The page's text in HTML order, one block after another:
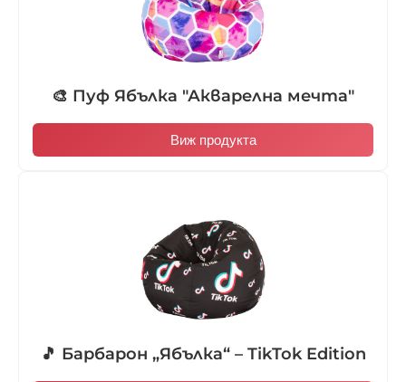
🎨 Пуф Ябълка "Акварелна мечта"
Виж продукта
🎵 Барбарон „Ябълка“ – TikTok Edition